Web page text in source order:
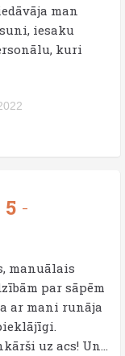
man
iesaku
kuri
-
manuālais
par sāpēm
ar mani runāja
uz acs! Un...